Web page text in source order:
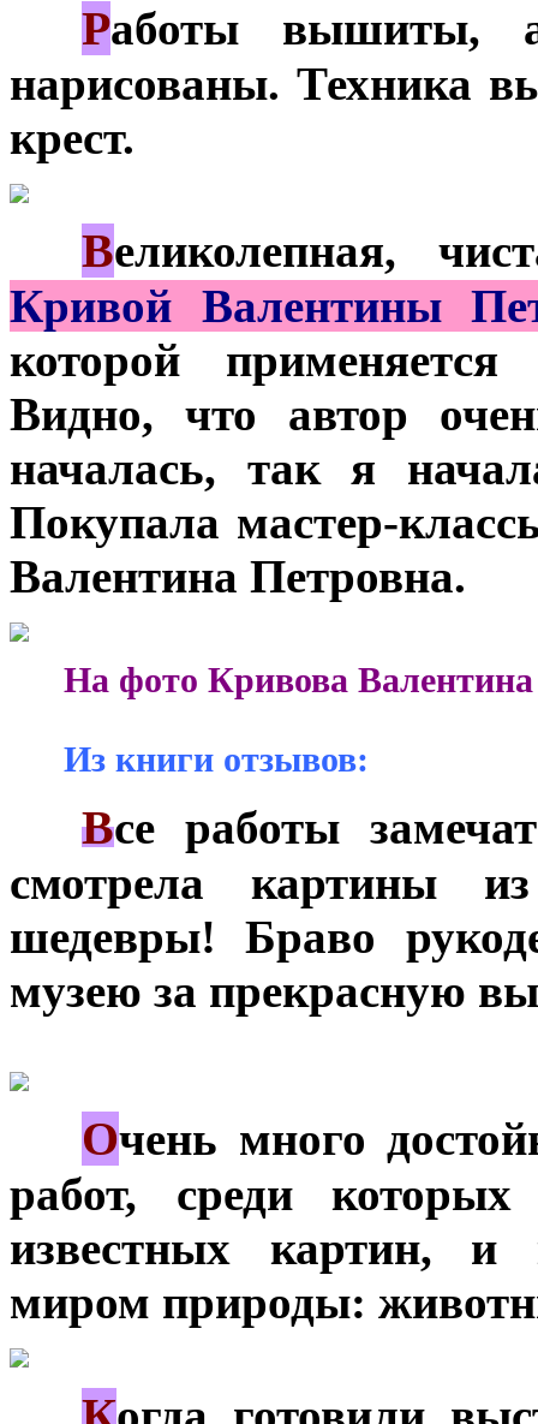
Работы вышиты,
нарисованы. Техника
крест.
Великолепная,
Кривой Валентины
которой
Видно, что автор
началась, так я
Покупала мастер-
Валентина Петровна.
На фото Кривова
Из книги отзывов:
Все работы
смотрела картины
шедевры! Браво
музею за прекрасную
Очень много
работ, среди
известных картин, и
миром природы: